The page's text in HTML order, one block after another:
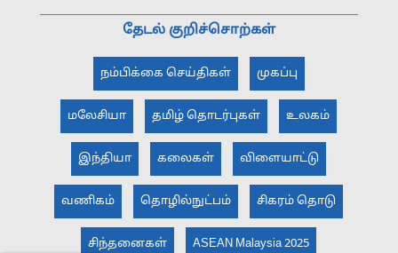
தேடல் குறிச்சொற்கள்
நம்பிக்கை செய்திகள் முகப்பு
மலேசியா தமிழ் தொடர்புகள் உலகம்
இந்தியா கலைகள் விளையாட்டு
வணிகம் தொழில்நுட்பம் சிகரம் தொடு
சிந்தனைகள் ASEAN Malaysia 2025